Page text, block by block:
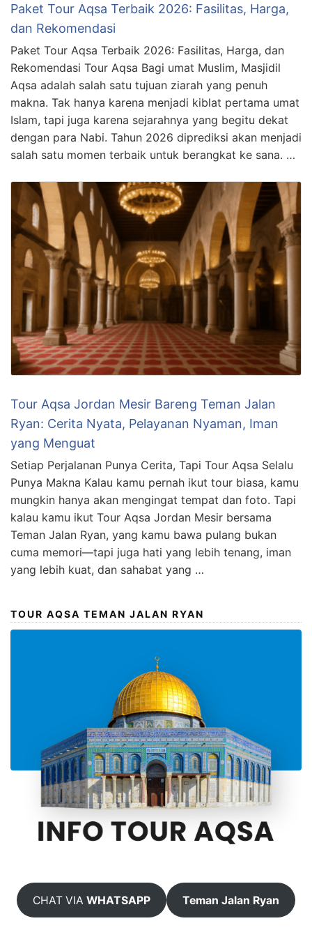
Paket Tour Aqsa Terbaik 2026: Fasilitas, Harga,
dan Rekomendasi
Paket Tour Aqsa Terbaik 2026: Fasilitas, Harga, dan
Rekomendasi Tour Aqsa Bagi umat Muslim, Masjidil
Aqsa adalah salah satu tujuan ziarah yang penuh
makna. Tak hanya karena menjadi kiblat pertama umat
Islam, tapi juga karena sejarahnya yang begitu dekat
dengan para Nabi. Tahun 2026 diprediksi akan menjadi
salah satu momen terbaik untuk berangkat ke sana. …
Tour Aqsa Jordan Mesir Bareng Teman Jalan
Ryan: Cerita Nyata, Pelayanan Nyaman, Iman
yang Menguat
Setiap Perjalanan Punya Cerita, Tapi Tour Aqsa Selalu
Punya Makna Kalau kamu pernah ikut tour biasa, kamu
mungkin hanya akan mengingat tempat dan foto. Tapi
kalau kamu ikut Tour Aqsa Jordan Mesir bersama
Teman Jalan Ryan, yang kamu bawa pulang bukan
cuma memori—tapi juga hati yang lebih tenang, iman
yang lebih kuat, dan sahabat yang …
TOUR AQSA TEMAN JALAN RYAN
CHAT VIAWHATSAPP Teman Jalan Ryan